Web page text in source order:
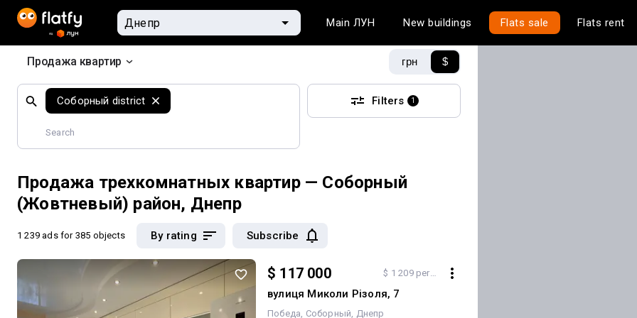
Main ЛУН New buildings Flats sale Flats rent
Продажа квартир грн $
Search
by
features
Соборный district Filters 1
Продажа трехкомнатных квартир — Соборный
(Жовтневый) район, Днепр
1 239 ads for 385 objects By rating Subscribe
$ 117 000 $ 1 209 per m²
вулиця Миколи Різоля, 7
Победа Соборный Днепр